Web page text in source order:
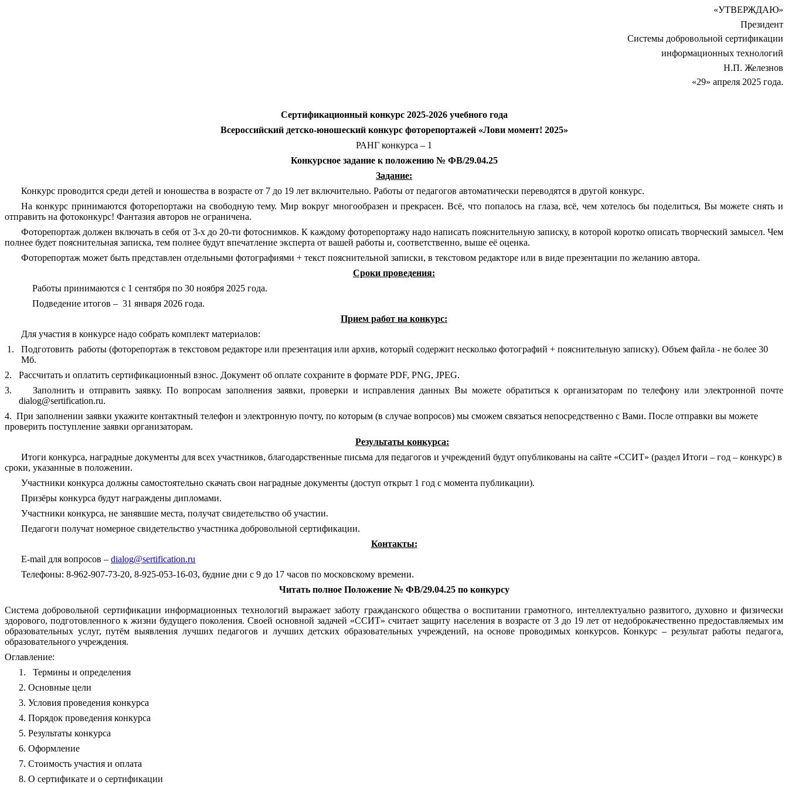
«УТВЕРЖДАЮ»
Президент
Системы добровольной сертификации
информационных технологий
Н.П. Железнов
«29» апреля 2025 года.
Сертификационный конкурс 2025-2026 учебного года
Всероссийский детско-юношеский конкурс фоторепортажей «Лови момент! 2025»
РАНГ конкурса – 1
Конкурсное задание к положению № ФВ/29.04.25
Задание:
Конкурс проводится среди детей и юношества в возрасте от 7 до 19 лет включительно. Работы от педагогов автоматически переводятся в другой конкурс.
На конкурс принимаются фоторепортажи на свободную тему. Мир вокруг многообразен и прекрасен. Всё, что попалось на глаза, всё, чем хотелось бы поделиться, Вы можете снять и
отправить на фотоконкурс! Фантазия авторов не ограничена.
Фоторепортаж должен включать в себя от 3-х до 20-ти фотоснимков. К каждому фоторепортажу надо написать пояснительную записку, в которой коротко описать творческий замысел. Чем
полнее будет пояснительная записка, тем полнее будут впечатление эксперта от вашей работы и, соответственно, выше её оценка.
Фоторепортаж может быть представлен отдельными фотографиями + текст пояснительной записки, в текстовом редакторе или в виде презентации по желанию автора.
Сроки проведения:
Работы принимаются с 1 сентября по 30 ноября 2025 года.
Подведение итогов – 31 января 2026 года.
Прием работ на конкурс:
Для участия в конкурсе надо собрать комплект материалов:
1.
Подготовить работы (фоторепортаж в текстовом редакторе или презентация или архив, который содержит несколько фотографий + пояснительную записку). Объем файла - не более 30
Мб.
2.
Рассчитать и оплатить сертификационный взнос. Документ об оплате сохраните в формате PDF, PNG, JPEG.
3.
Заполнить и отправить заявку. По вопросам заполнения заявки, проверки и исправления данных Вы можете обратиться к организаторам по телефону или электронной почте
dialog@sertification.ru.
4. При заполнении заявки укажите контактный телефон и электронную почту, по которым (в случае вопросов) мы сможем связаться непосредственно с Вами. После отправки вы можете
проверить поступление заявки организаторам.
Результаты конкурса:
Итоги конкурса, наградные документы для всех участников, благодарственные письма для педагогов и учреждений будут опубликованы на сайте «ССИТ» (раздел Итоги – год – конкурс) в
сроки, указанные в положении.
Участники конкурса должны самостоятельно скачать свои наградные документы (доступ открыт 1 год с момента публикации).
Призёры конкурса будут награждены дипломами.
Участники конкурса, не занявшие места, получат свидетельство об участии.
Педагоги получат номерное свидетельство участника добровольной сертификации.
Контакты:
E-mail для вопросов –dialog@sertification.ru
Телефоны: 8-962-907-73-20, 8-925-053-16-03, будние дни с 9 до 17 часов по московскому времени.
Читать полное Положение № ФВ/29.04.25 по конкурсу
Система добровольной сертификации информационных технологий выражает заботу гражданского общества о воспитании грамотного, интеллектуально развитого, духовно и физически
здорового, подготовленного к жизни будущего поколения. Своей основной задачей «ССИТ» считает защиту населения в возрасте от 3 до 19 лет от недоброкачественно предоставляемых им
образовательных услуг, путём выявления лучших педагогов и лучших детских образовательных учреждений, на основе проводимых конкурсов. Конкурс – результат работы педагога,
образовательного учреждения.
Оглавление:
1.
Термины и определения
Основные цели
Условия проведения конкурса
Порядок проведения конкурса
Результаты конкурса
Оформление
Стоимость участия и оплата
О сертификате и о сертификации